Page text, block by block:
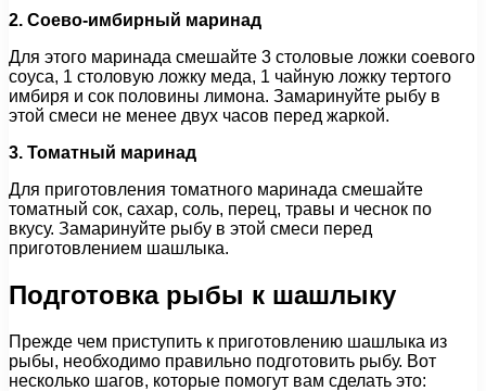
2. Соево-имбирный маринад
Для этого маринада смешайте 3 столовые ложки соевого
соуса, 1 столовую ложку меда, 1 чайную ложку тертого
имбиря и сок половины лимона. Замаринуйте рыбу в
этой смеси не менее двух часов перед жаркой.
3. Томатный маринад
Для приготовления томатного маринада смешайте
томатный сок, сахар, соль, перец, травы и чеснок по
вкусу. Замаринуйте рыбу в этой смеси перед
приготовлением шашлыка.
Подготовка рыбы к шашлыку
Прежде чем приступить к приготовлению шашлыка из
рыбы, необходимо правильно подготовить рыбу. Вот
несколько шагов, которые помогут вам сделать это: